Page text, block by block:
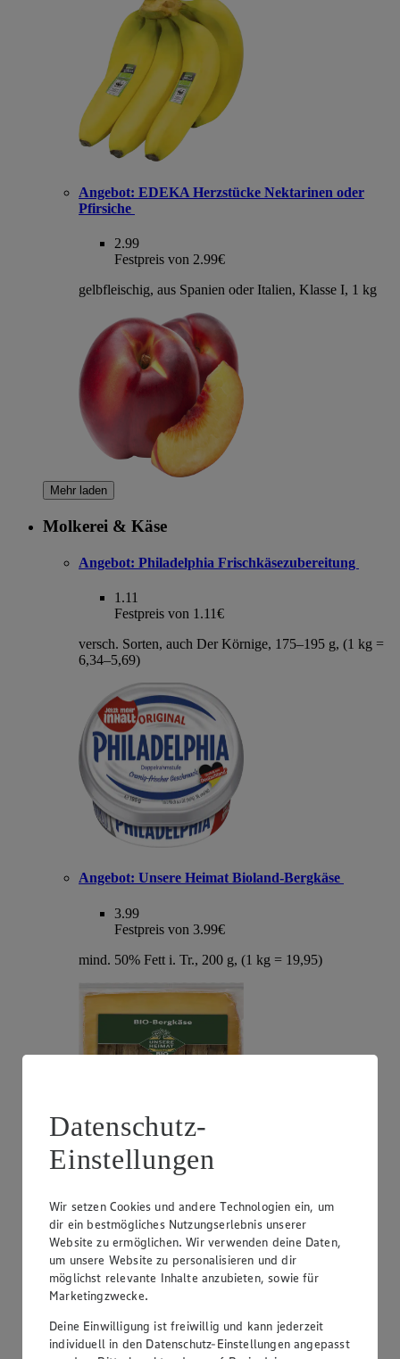
Angebot: EDEKA Herzstücke Nektarinen oder
Pfirsiche
2.99
Festpreis von 2.99€
gelbfleischig, aus Spanien oder Italien, Klasse I, 1 kg
Mehr laden
Molkerei & Käse
Angebot: Philadelphia Frischkäsezubereitung
1.11
Festpreis von 1.11€
versch. Sorten, auch Der Körnige, 175–195 g, (1 kg =
6,34–5,69)
Angebot: Unsere Heimat Bioland-Bergkäse
3.99
Festpreis von 3.99€
mind. 50% Fett i. Tr., 200 g, (1 kg = 19,95)
Schwarzwaldmilch frische Bioland
1.69
Festpreis von 1.69€
Fett, 1 L
Datenschutz-
Einstellungen
Wir setzen Cookies und andere Technologien ein, um
dir ein bestmögliches Nutzungserlebnis unserer
Website zu ermöglichen. Wir verwenden deine Daten,
um unsere Website zu personalisieren und dir
möglichst relevante Inhalte anzubieten, sowie für
Marketingzwecke.
Deine Einwilligung ist freiwillig und kann jederzeit
individuell in den Datenschutz-Einstellungen angepasst